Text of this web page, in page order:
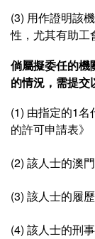
(3) 用作證明該
性，尤其有助工
倘屬擬委任的機
的情況，需提交
(1) 由指定的1
的許可申請表》
(2) 該人士的澳
(3) 該人士的履歷
(4) 該人士的刑